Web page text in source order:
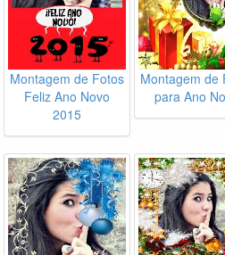
Montagem de Fotos
Feliz Ano Novo
2015
Montagem de
para Ano